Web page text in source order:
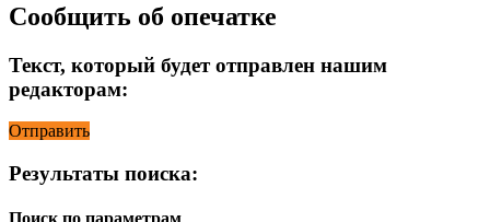
Сообщить об опечатке
Текст, который будет отправлен нашим
редакторам:
Отправить
Результаты поиска: